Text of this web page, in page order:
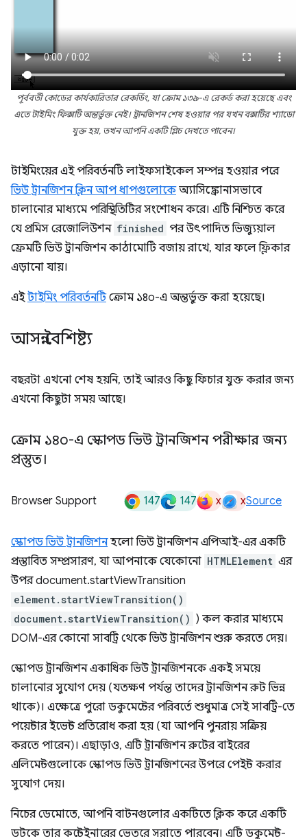
পূর্ববর্তী কোডের কার্যকারিতার রেকর্ডিং, যা ক্রোম ১৩৯-এ রেকর্ড করা হয়েছে এবং
এতে টাইমিং ফিক্সটি অন্তর্ভুক্ত নেই। ট্রানজিশন শেষ হওয়ার পর যখন বক্সটির শ্যাডো
যুক্ত হয়, তখন আপনি একটি গ্লিচ দেখতে পাবেন।
টাইমিংয়ের এই পরিবর্তনটি লাইফসাইকেল সম্পন্ন হওয়ার পরে
ভিউ ট্রানজিশন ক্লিন আপ ধাপগুলোকেঅ্যাসিঙ্ক্রোনাসভাবে
চালানোর মাধ্যমে পরিস্থিতিটির সংশোধন করে। এটি নিশ্চিত করে
যে প্রমিস রেজোলিউশন finished পর উৎপাদিত ভিজ্যুয়াল
ফ্রেমটি ভিউ ট্রানজিশন কাঠামোটি বজায় রাখে, যার ফলে ফ্লিকার
এড়ানো যায়।
এইটাইমিং পরিবর্তনটিক্রোম ১৪০-এ অন্তর্ভুক্ত করা হয়েছে।
আসন্ন বৈশিষ্ট্য
বছরটা এখনো শেষ হয়নি, তাই আরও কিছু ফিচার যুক্ত করার জন্য
এখনো কিছুটা সময় আছে।
ক্রোম ১৪০-এ স্কোপড ভিউ ট্রানজিশন পরীক্ষার জন্য
প্রস্তুত।
Browser Support 147 147 x xSource
স্কোপড ভিউ ট্রানজিশনহলো ভিউ ট্রানজিশন এপিআই-এর একটি
প্রস্তাবিত সম্প্রসারণ, যা আপনাকে যেকোনো HTMLElement এর
উপর document.startViewTransition
element.startViewTransition()
document.startViewTransition() ) কল করার মাধ্যমে
DOM-এর কোনো সাবট্রি থেকে ভিউ ট্রানজিশন শুরু করতে দেয়।
স্কোপড ট্রানজিশন একাধিক ভিউ ট্রানজিশনকে একই সময়ে
চালানোর সুযোগ দেয় (যতক্ষণ পর্যন্ত তাদের ট্রানজিশন রুট ভিন্ন
থাকে)। এক্ষেত্রে পুরো ডকুমেন্টের পরিবর্তে শুধুমাত্র সেই সাবট্রি-তে
পয়েন্টার ইভেন্ট প্রতিরোধ করা হয় (যা আপনি পুনরায় সক্রিয়
করতে পারেন)। এছাড়াও, এটি ট্রানজিশন রুটের বাইরের
এলিমেন্টগুলোকে স্কোপড ভিউ ট্রানজিশনের উপরে পেইন্ট করার
সুযোগ দেয়।
নিচের ডেমোতে, আপনি বাটনগুলোর একটিতে ক্লিক করে একটি
ডটকে তার কন্টেইনারের ভেতরে সরাতে পারবেন। এটি ডকুমেন্ট-